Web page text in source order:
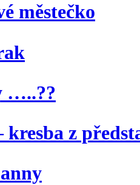
městečko
…..??
kresba z